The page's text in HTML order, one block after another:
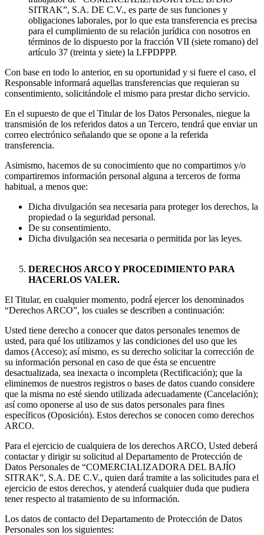
SITRAK”, S.A. DE C.V., es parte de sus funciones y
obligaciones laborales, por lo que esta transferencia es precisa
para el cumplimiento de su relación jurídica con nosotros en
términos de lo dispuesto por la fracción VII (siete romano) del
artículo 37 (treinta y siete) la LFPDPPP.
Con base en todo lo anterior, en su oportunidad y si fuere el caso, el
Responsable informará aquellas transferencias que requieran su
consentimiento, solicitándole el mismo para prestar dicho servicio.
En el supuesto de que el Titular de los Datos Personales, niegue la
transmisión de los referidos datos a un Tercero, tendrá que enviar un
correo electrónico señalando que se opone a la referida
transferencia.
Asimismo, hacemos de su conocimiento que no compartimos y/o
compartiremos información personal alguna a terceros de forma
habitual, a menos que:
Dicha divulgación sea necesaria para proteger los derechos, la
propiedad o la seguridad personal.
De su consentimiento.
Dicha divulgación sea necesaria o permitida por las leyes.
DERECHOS ARCO Y PROCEDIMIENTO PARA
HACERLOS VALER.
El Titular, en cualquier momento, podrá́ ejercer los denominados
“Derechos ARCO”, los cuales se describen a continuación:
Usted tiene derecho a conocer que datos personales tenemos de
usted, para qué los utilizamos y las condiciones del uso que les
damos (Acceso); así mismo, es su derecho solicitar la corrección de
su información personal en caso de que ésta se encuentre
desactualizada, sea inexacta o incompleta (Rectificación); que la
eliminemos de nuestros registros o bases de datos cuando considere
que la misma no esté siendo utilizada adecuadamente (Cancelación);
así como oponerse al uso de sus datos personales para fines
específicos (Oposición). Estos derechos se conocen como derechos
ARCO.
Para el ejercicio de cualquiera de los derechos ARCO, Usted deberá
contactar y dirigir su solicitud al Departamento de Protección de
Datos Personales de “COMERCIALIZADORA DEL BAJÍO
SITRAK”, S.A. DE C.V., quien dará́ tramite a las solicitudes para el
ejercicio de estos derechos, y atenderá́ cualquier duda que pudiera
tener respecto al tratamiento de su información.
Los datos de contacto del Departamento de Protección de Datos
Personales son los siguientes: